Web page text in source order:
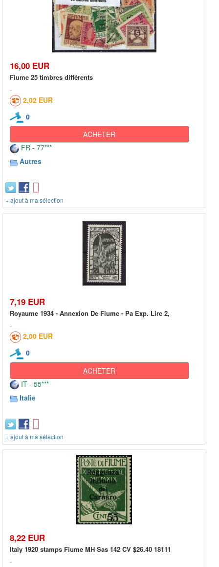
16,00 EUR
Fiume 25 timbres différents
2,02 EUR
0
ACHETER
FR - 77***
Autres
+ ajout à ma sélection
7,19 EUR
Royaume 1934 - Annexion De Fiume - Pa Exp. Lire 2,
2,00 EUR
0
ACHETER
IT - 55***
Italie
+ ajout à ma sélection
8,22 EUR
Italy 1920 stamps Fiume MH Sas 142 CV $26.40 18111